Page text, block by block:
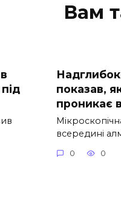
Вам
показав,
проникає
всередині
0 0